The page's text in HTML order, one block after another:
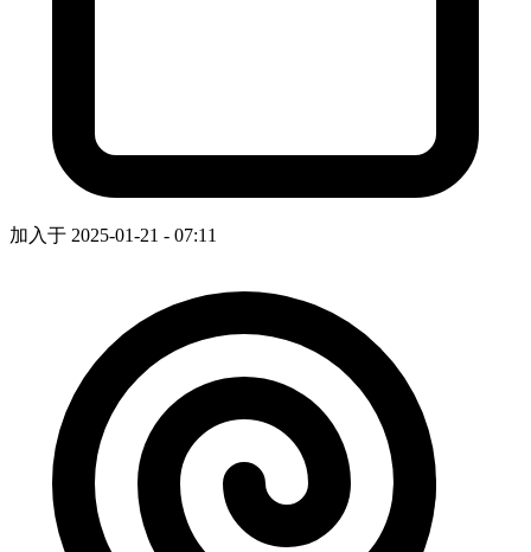
加入于 2025-01-21 - 07:11